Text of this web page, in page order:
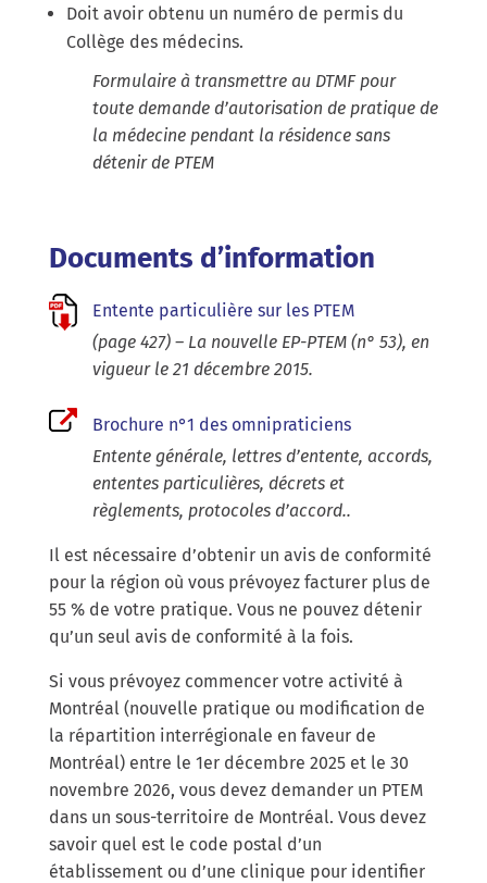
Doit avoir obtenu un numéro de permis du
Collège des médecins.
Formulaire à transmettre au DTMF pour
toute demande d’autorisation de pratique de
la médecine pendant la résidence sans
détenir de PTEM
Documents d’information
Entente particulière sur les PTEM
(page 427) – La nouvelle EP-PTEM (n° 53), en
vigueur le 21 décembre 2015.
Brochure n°1 des omnipraticiens
Entente générale, lettres d’entente, accords,
ententes particulières, décrets et
règlements, protocoles d’accord..
Il est nécessaire d’obtenir un avis de conformité
pour la région où vous prévoyez facturer plus de
55 % de votre pratique. Vous ne pouvez détenir
qu’un seul avis de conformité à la fois.
Si vous prévoyez commencer votre activité à
Montréal (nouvelle pratique ou modification de
la répartition interrégionale en faveur de
Montréal) entre le 1er décembre 2025 et le 30
novembre 2026, vous devez demander un PTEM
dans un sous-territoire de Montréal. Vous devez
savoir quel est le code postal d’un
établissement ou d’une clinique pour identifier